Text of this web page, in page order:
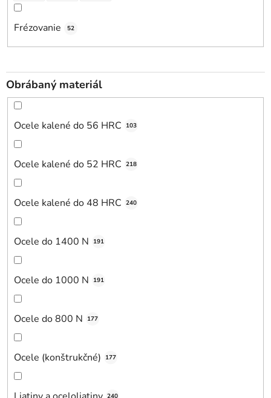
Frézovanie 52
Obrábaný materiál
Ocele kalené do 56 HRC 103
Ocele kalené do 52 HRC 218
Ocele kalené do 48 HRC 240
Ocele do 1400 N 191
Ocele do 1000 N 191
Ocele do 800 N 177
Ocele (konštrukčné) 177